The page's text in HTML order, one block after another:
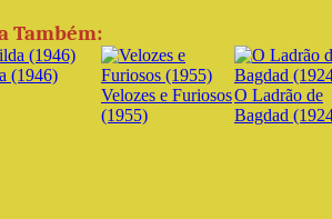
Também:
(1946)
Velozes e Furiosos
(1955)
O Ladrão de
Bagdad